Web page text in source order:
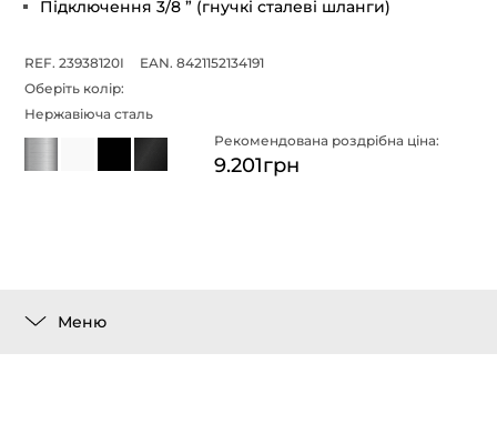
Підключення 3/8 ” (гнучкі сталеві шланги)
REF. 23938120I
EAN. 8421152134191
Оберіть колір:
Нержавіюча сталь
Рекомендована роздрібна ціна:
9.201грн
Меню